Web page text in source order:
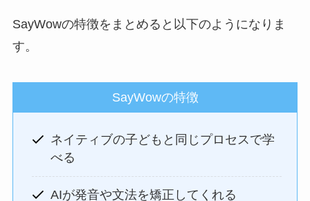
SayWowの特徴をまとめると以下のようになりま
す。
SayWowの特徴
ネイティブの子どもと同じプロセスで学
べる
AIが発音や文法を矯正してくれる